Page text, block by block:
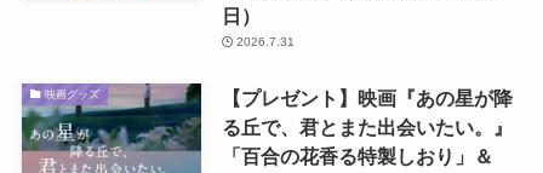
日）
2026.7.31
映画グッズ
【プレゼント】映画『あの星が降
る丘で、君とまた出会いたい。』
「百合の花香る特製しおり」＆